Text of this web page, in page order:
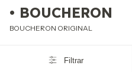
• BOUCHERON
BOUCHERON ORIGINAL
Filtrar